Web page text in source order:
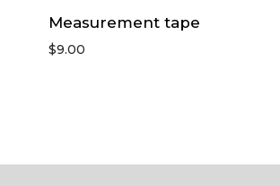
Measurement tape
$9.00